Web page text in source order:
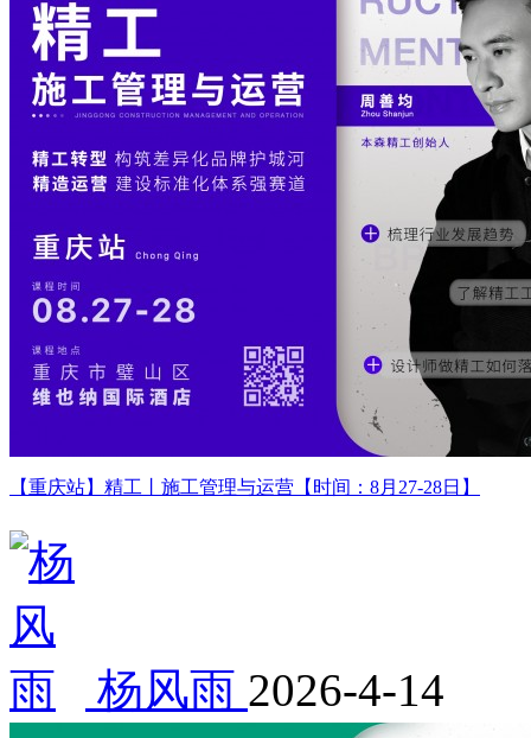
【重庆站】精工丨施工管理与运营【时间：8月27-28日】
杨风雨 2026-4-14